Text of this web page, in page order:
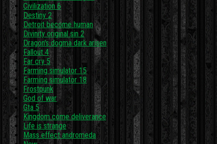
Civilization 6
Destiny 2
Detroit become human
Divinity original sin 2
Dragon's dogma dark arisen
Fallout 4
Far cry 5
Farming simulator 15
Farming simulator 18
Frostpunk
God of war
Gta 5
Kingdom come deliverance
Life is strange
Mass effect andromeda